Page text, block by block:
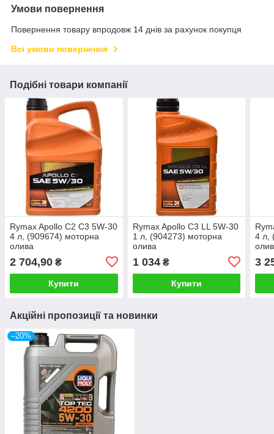
Умови повернення
Повернення товару впродовж 14 днів за рахунок покупця
Всі умови повернення
Подібні товари компанії
Rymax Apollo C2 C3 5W-30
4 л, (909674) моторна
олива
2 704,90 ₴
Купити
Rymax Apollo C3 LL 5W-30
1 л, (904273) моторна
олива
1 034₴
Купити
4 л,
3
Акційні пропозиції та новинки
–20%